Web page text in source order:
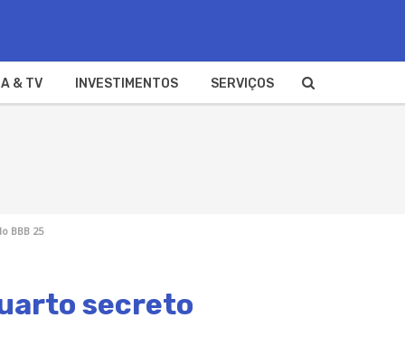
& TV INVESTIMENTOS SERVIÇOS
BBB 25
secreto